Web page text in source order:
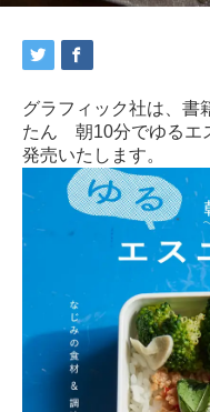
グラフィック社は、書
たん 朝10分でゆるエ
発売いたします。